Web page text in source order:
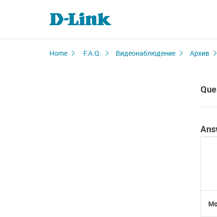
Home F.A.Q. Видеонаблюдение Архив